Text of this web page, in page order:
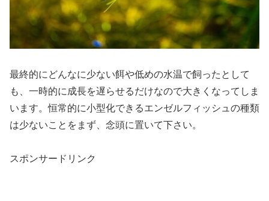
最終的にどんなに少ない餌や低めの水温で飼ったとして
も、一時的に成長を遅らせるだけなので大きくなってしま
います。恒常的に小型化できるエンゼルフィッシュの種類
は少ないことをまず、念頭に置いて下さい。
スポンサードリンク